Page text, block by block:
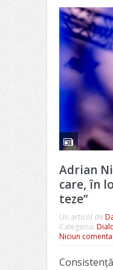
Adrian
care, în
teze”
Un articol de
Categoria:
Niciun